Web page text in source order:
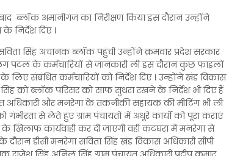
ब्लॉक अमानीगंज का निरीक्षण किया इस दौरान उन्होंने
निर्देश दिए ।
सिंह अचानक ब्लॉक पहुंची उन्होंने क्रमवार प्रदेश सरकार
पटल के कर्मचारियों से जानकारी ली इस दौरान कुछ फाइलों
संबंधित कर्मचारियों को निर्देश दिए । उन्होंने खंड विकास
सिंह को ब्लॉक परिसर को साफ सुथरा रखने के निर्देश भी दिए हैं
अधिकारी और मनरेगा के तकनीकी सहायक की मीटिंग भी ली
से लेते हुए ग्राम पंचायतों में अधूरे कार्यों को पूरा कराएं
के खिलाफ कार्यवाही कर दी जाएगी वही कटघरा में मनरेगा से
डीसी मनरेगा सविता सिंह खंड विकास अधिकारी सीपी